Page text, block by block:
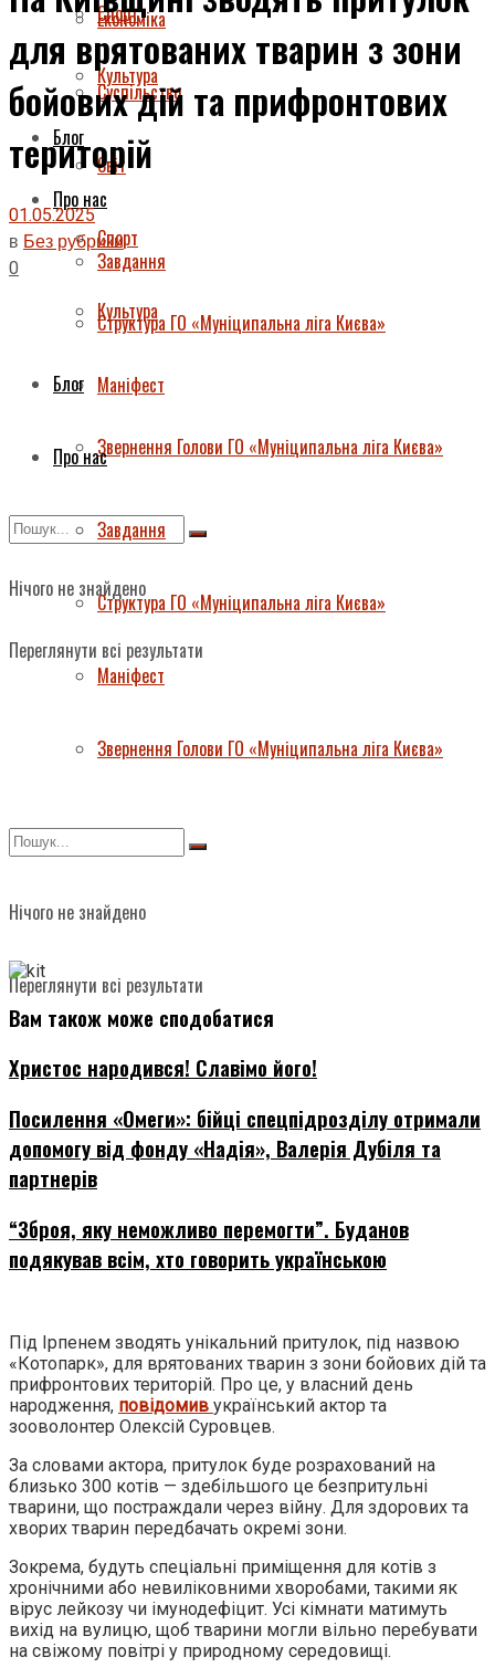
Спорт
Культура
Блог
Про нас
Завдання
Структура ГО «Муніципальна ліга Києва»
Маніфест
Звернення Голови ГО «Муніципальна ліга Києва»
Нічого не знайдено
Переглянути всі результати
Економіка
Суспільство
Світ
Спорт
Культура
Блог
Про нас
Завдання
Структура ГО «Муніципальна ліга Києва»
Маніфест
Звернення Голови ГО «Муніципальна ліга Києва»
Нічого не знайдено
Переглянути всі результати
для врятованих тварин з зони
бойових дій та прифронтових
територій
01.05.2025
в Без рубрики
0
Вам також може сподобатися
Христос народився! Славімо його!
Посилення «Омеги»: бійці спецпідрозділу отримали
допомогу від фонду «Надія», Валерія Дубіля та
партнерів
“Зброя, яку неможливо перемогти”. Буданов
подякував всім, хто говорить українською
Під Ірпенем зводять унікальний притулок, під назвою
«Котопарк», для врятованих тварин з зони бойових дій та
прифронтових територій. Про це, у власний день
народження, повідомив український актор та
зооволонтер Олексій Суровцев.
За словами актора, притулок буде розрахований на
близько 300 котів — здебільшого це безпритульні
тварини, що постраждали через війну. Для здорових та
хворих тварин передбачать окремі зони.
Зокрема, будуть спеціальні приміщення для котів з
хронічними або невиліковними хворобами, такими як
вірус лейкозу чи імунодефіцит. Усі кімнати матимуть
вихід на вулицю, щоб тварини могли вільно перебувати
на свіжому повітрі у природному середовищі.